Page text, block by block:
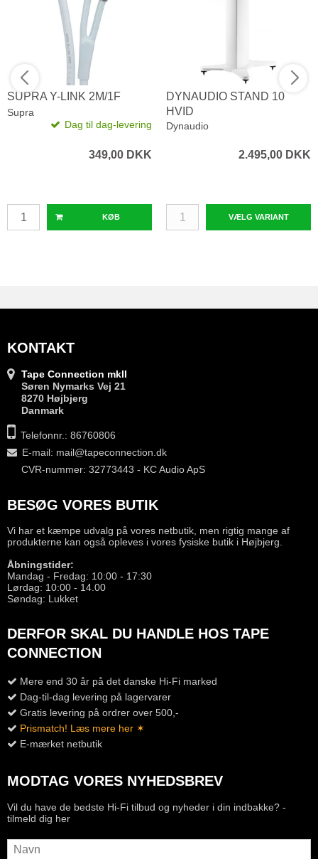
SUPRA Y-LINK 2M/1F
Supra
Dag til dag-levering
349,00 DKK
KØB
DYNAUDIO STAND 10
HVID
Dynaudio
2.495,00 DKK
VÆLG VARIANT
KONTAKT
Tape Connection mkII
Søren Nymarks Vej 21
8270 Højbjerg
Danmark
Telefonnr.: 86760806
E-mail: mail@tapeconnection.dk
CVR-nummer: 32773443 - KC Audio ApS
BESØG VORES BUTIK
Vi har et kæmpe udvalg på vores netbutik, men rigtig mange af
produkterne kan også opleves i vores fysiske butik i Højbjerg.
Åbningstider:
Mandag - Fredag: 10:00 - 17:30
Lørdag: 10:00 - 14.00
Søndag: Lukket
DERFOR SKAL DU HANDLE HOS TAPE
CONNECTION
Mere end 30 år på det danske Hi-Fi marked
Dag-til-dag levering på lagervarer
Gratis levering på ordrer over 500,-
Prismatch! Læs mere her ✶
E-mærket netbutik
MODTAG VORES NYHEDSBREV
Vil du have de bedste Hi-Fi tilbud og nyheder i din indbakke? -
tilmeld dig her